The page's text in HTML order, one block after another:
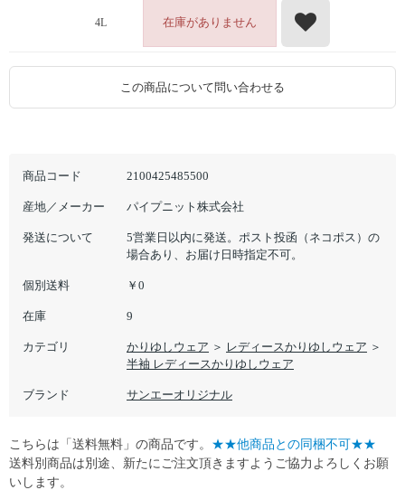
商品コード 2100425485500
産地／メーカー パイプニット株式会社
発送について
5営業日以内に発送。ポスト投函（ネコポス）の
場合あり、お届け日時指定不可。
個別送料 ￥0
在庫 9
カテゴリ かりゆしウェア ＞ レディースかりゆしウェア ＞
半袖 レディースかりゆしウェア
ブランド サンエーオリジナル
4L 在庫がありません
この商品について問い合わせる
こちらは「送料無料」の商品です。 ★★他商品との同梱不可★★
送料別商品は別途、新たにご注文頂きますようご協力よろしくお願
いします。